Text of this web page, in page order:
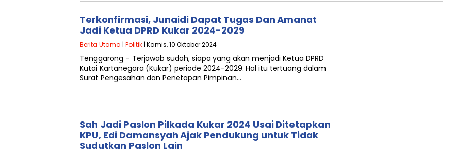
Terkonfirmasi, Junaidi Dapat Tugas Dan Amanat
Jadi Ketua DPRD Kukar 2024-2029
Berita Utama | Politik | Kamis, 10 Oktober 2024
Tenggarong – Terjawab sudah, siapa yang akan menjadi Ketua DPRD
Kutai Kartanegara (Kukar) periode 2024-2029. Hal itu tertuang dalam
Surat Pengesahan dan Penetapan Pimpinan…
Sah Jadi Paslon Pilkada Kukar 2024 Usai Ditetapkan
KPU, Edi Damansyah Ajak Pendukung untuk Tidak
Sudutkan Paslon Lain